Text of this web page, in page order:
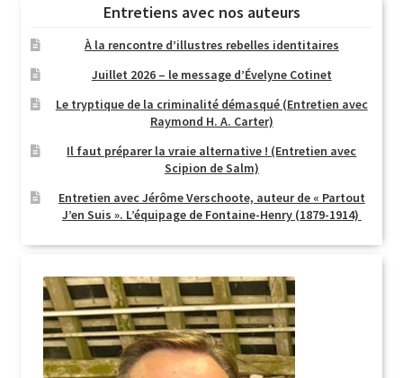
Entretiens avec nos auteurs
À la rencontre d’illustres rebelles identitaires
Juillet 2026 – le message d’Évelyne Cotinet
Le tryptique de la criminalité démasqué (Entretien avec
Raymond H. A. Carter)
Il faut préparer la vraie alternative ! (Entretien avec
Scipion de Salm)
Entretien avec Jérôme Verschoote, auteur de « Partout
J’en Suis ». L’équipage de Fontaine-Henry (1879-1914)